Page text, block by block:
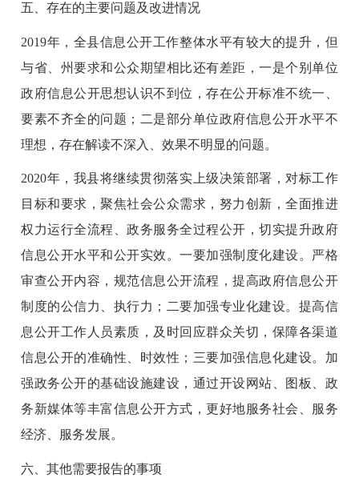
五、存在的主要问题及改进情况
2019年，全县信息公开工作整体水平有较大的提升，但
与省、州要求和公众期望相比还有差距，一是个别单位
政府信息公开思想认识不到位，存在公开标准不统一、
要素不齐全的问题；二是部分单位政府信息公开水平不
理想，存在解读不深入、效果不明显的问题。
2020年，我县将继续贯彻落实上级决策部署，对标工作
目标和要求，聚焦社会公众需求，努力创新，全面推进
权力运行全流程、政务服务全过程公开，切实提升政府
信息公开水平和公开实效。一要加强制度化建设。严格
审查公开内容，规范信息公开流程，提高政府信息公开
制度的公信力、执行力；二要加强专业化建设。提高信
息公开工作人员素质，及时回应群众关切，保障各渠道
信息公开的准确性、时效性；三要加强信息化建设。加
强政务公开的基础设施建设，通过开设网站、图板、政
务新媒体等丰富信息公开方式，更好地服务社会、服务
经济、服务发展。
六、其他需要报告的事项